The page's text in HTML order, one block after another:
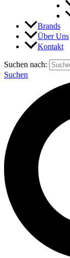
Brands
Über Uns
Kontakt
Suchen nach:
Suchen